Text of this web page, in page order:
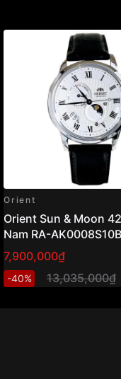
Orient
Orient Sun & Moon
Nam RA-
AK0008S30B )
7,900,000₫
-40% 13,035,000₫